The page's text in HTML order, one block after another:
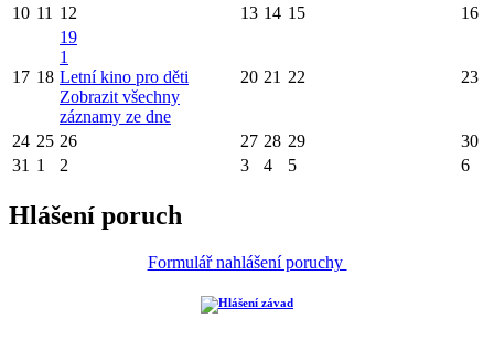
10 11 12 13 14 15 16
17 18
19
1
Letní kino pro děti
Zobrazit všechny
záznamy ze dne
20 21 22 23
24 25 26 27 28 29
30
31 1 2 3 4 5 6
Hlášení poruch
Formulář nahlášení poruchy